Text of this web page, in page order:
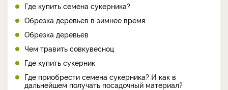
Где купить семена сукерника?
Обрезка деревьев в зимнее время
Обрезка деревьев
Чем травить совкувесноц
Где купить сукерник
Где приобрести семена сукерника? И как в
дальнейшем получать посадочный материал?